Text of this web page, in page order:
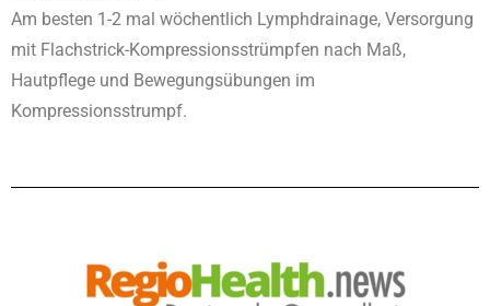
Am besten 1-2 mal wöchentlich Lymphdrainage, Versorgung
mit Flachstrick-Kompressionsstrümpfen nach Maß,
Hautpflege und Bewegungsübungen im
Kompressionsstrumpf.